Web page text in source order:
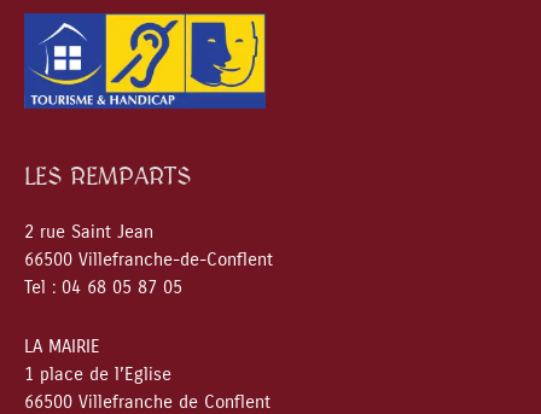
LES REMPARTS
2 rue Saint Jean
66500 Villefranche-de-Conflent
Tel : 04 68 05 87 05
LA MAIRIE
1 place de l’Eglise
66500 Villefranche de Conflent